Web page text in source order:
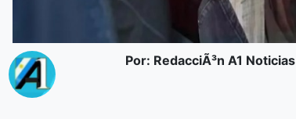
Por: RedacciÃ³n A1 Noticias